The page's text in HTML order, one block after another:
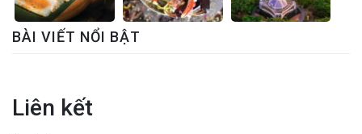
BÀI VIẾT NỔI BẬT
Liên kết